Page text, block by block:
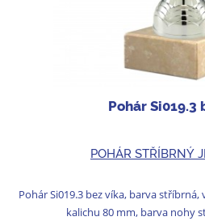
Pohár Si019.3
POHÁR STŘÍBRNÝ
Pohár Si019.3 bez víka, barva
kalichu 80 mm, barva nohy